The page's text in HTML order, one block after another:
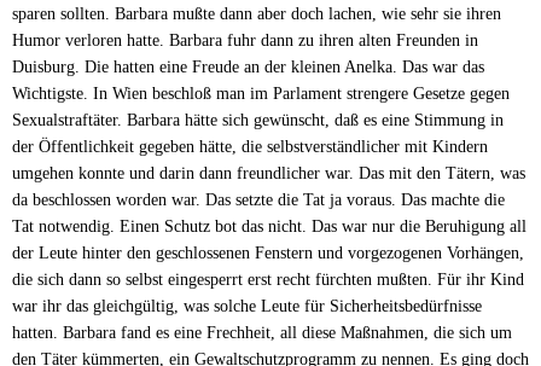
sparen sollten. Barbara mußte dann aber doch lachen, wie sehr sie ihren
Humor verloren hatte. Barbara fuhr dann zu ihren alten Freunden in
Duisburg. Die hatten eine Freude an der kleinen Anelka. Das war das
Wichtigste. In Wien beschloß man im Parlament strengere Gesetze gegen
Sexualstraftäter. Barbara hätte sich gewünscht, daß es eine Stimmung in
der Öffentlichkeit gegeben hätte, die selbstverständlicher mit Kindern
umgehen konnte und darin dann freundlicher war. Das mit den Tätern, was
da beschlossen worden war. Das setzte die Tat ja voraus. Das machte die
Tat notwendig. Einen Schutz bot das nicht. Das war nur die Beruhigung all
der Leute hinter den geschlossenen Fenstern und vorgezogenen Vorhängen,
die sich dann so selbst eingesperrt erst recht fürchten mußten. Für ihr Kind
war ihr das gleichgültig, was solche Leute für Sicherheitsbedürfnisse
hatten. Barbara fand es eine Frechheit, all diese Maßnahmen, die sich um
den Täter kümmerten, ein Gewaltschutzprogramm zu nennen. Es ging doch